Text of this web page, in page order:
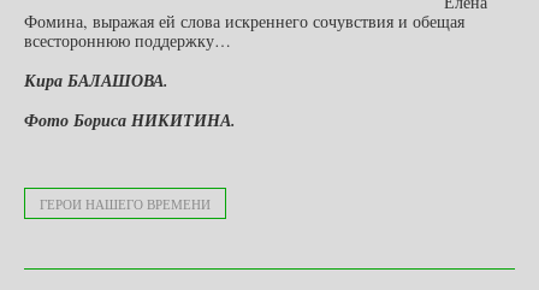
Фомина, выражая ей слова искреннего сочувствия и обещая
всестороннюю поддержку…
Кира БАЛАШОВА.
Фото Бориса НИКИТИНА.
ГЕРОИ НАШЕГО ВРЕМЕНИ